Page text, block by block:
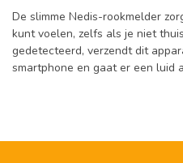
De slimme Nedis-rookmelder
kunt voelen, zelfs als je niet
gedetecteerd, verzendt dit
smartphone en gaat er een luid